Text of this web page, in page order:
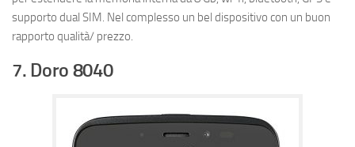
supporto dual SIM. Nel complesso un bel dispositivo con un buon
rapporto qualità/ prezzo.
7. Doro 8040